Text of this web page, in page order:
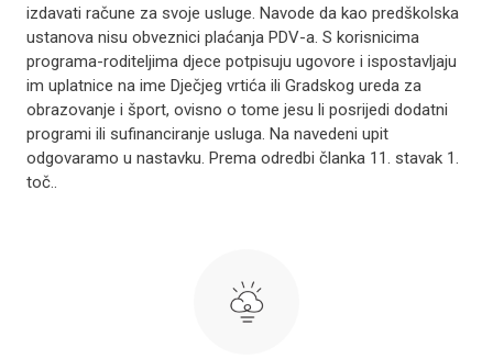
izdavati račune za svoje usluge. Navode da kao predškolska
ustanova nisu obveznici plaćanja PDV-a. S korisnicima
programa-roditeljima djece potpisuju ugovore i ispostavljaju
im uplatnice na ime Dječjeg vrtića ili Gradskog ureda za
obrazovanje i šport, ovisno o tome jesu li posrijedi dodatni
programi ili sufinanciranje usluga. Na navedeni upit
odgovaramo u nastavku. Prema odredbi članka 11. stavak 1.
toč..